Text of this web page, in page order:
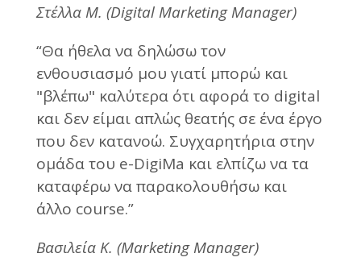
Στέλλα Μ. (Digital Marketing Manager)
“Θα ήθελα να δηλώσω τον
ενθουσιασμό μου γιατί μπορώ και
"βλέπω" καλύτερα ότι αφορά το digital
και δεν είμαι απλώς θεατής σε ένα έργο
που δεν κατανοώ. Συγχαρητήρια στην
ομάδα του e-DigiMa και ελπίζω να τα
καταφέρω να παρακολουθήσω και
άλλο course.”
Βασιλεία Κ. (Marketing Manager)